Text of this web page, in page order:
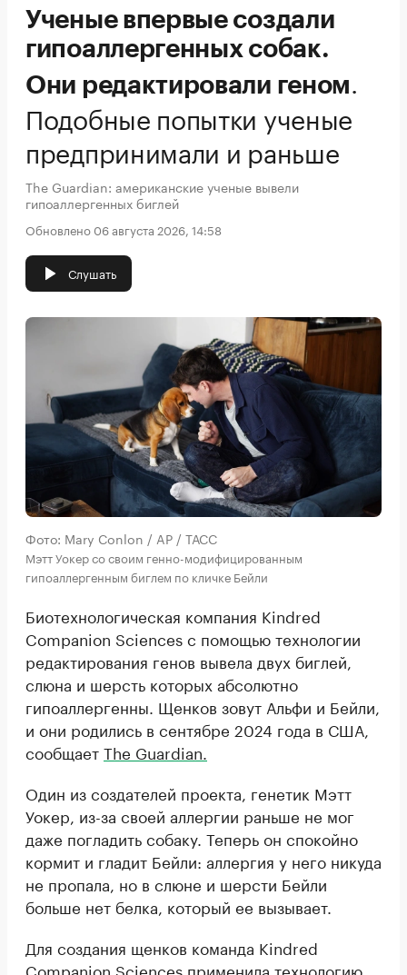
Ученые впервые создали
гипоаллергенных собак.
Они редактировали геном
Подобные попытки ученые
предпринимали и раньше
The Guardian: американские ученые вывели
гипоаллергенных биглей
Обновлено 06 августа 2026, 14:58
Слушать
Фото: Mary Conlon / AP / ТАСС
Мэтт Уокер со своим генно-модифицированным
гипоаллергенным биглем по кличке Бейли
Биотехнологическая компания Kindred
Companion Sciences с помощью технологии
редактирования генов вывела двух биглей,
слюна и шерсть которых абсолютно
гипоаллергенны. Щенков зовут Альфи и Бейли,
и они родились в сентябре 2024 года в США,
сообщаетThe Guardian.
Один из создателей проекта, генетик Мэтт
Уокер, из-за своей аллергии раньше не мог
даже погладить собаку. Теперь он спокойно
кормит и гладит Бейли: аллергия у него никуда
не пропала, но в слюне и шерсти Бейли
больше нет белка, который ее вызывает.
Для создания щенков команда Kindred
Companion Sciences применила технологию